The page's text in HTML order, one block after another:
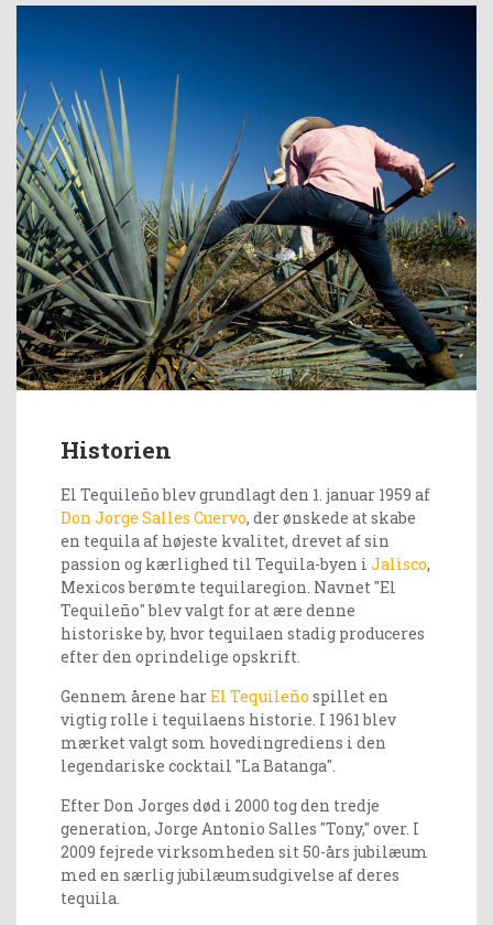
Historien
El Tequileño blev grundlagt den 1. januar 1959 af
Don Jorge Salles Cuervo, der ønskede at skabe
en tequila af højeste kvalitet, drevet af sin
passion og kærlighed til Tequila-byen i Jalisco,
Mexicos berømte tequilaregion. Navnet "El
Tequileño" blev valgt for at ære denne
historiske by, hvor tequilaen stadig produceres
efter den oprindelige opskrift.
Gennem årene harEl Tequileño spillet en
vigtig rolle i tequilaens historie. I 1961 blev
mærket valgt som hovedingrediens i den
legendariske cocktail "La Batanga".
Efter Don Jorges død i 2000 tog den tredje
generation, Jorge Antonio Salles "Tony," over. I
2009 fejrede virksomheden sit 50-års jubilæum
med en særlig jubilæumsudgivelse af deres
tequila.